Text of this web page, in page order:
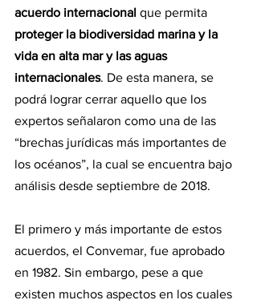
acuerdo internacional que permita
proteger la biodiversidad marina y la
vida en alta mar y las aguas
internacionales. De esta manera, se
podrá lograr cerrar aquello que los
expertos señalaron como una de las
“brechas jurídicas más importantes de
los océanos”, la cual se encuentra bajo
análisis desde septiembre de 2018.
El primero y más importante de estos
acuerdos, el Convemar, fue aprobado
en 1982. Sin embargo, pese a que
existen muchos aspectos en los cuales